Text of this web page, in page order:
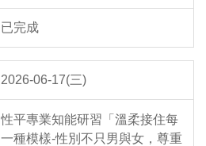
已完成
2026-06-17(三)
性平專業知能研習「溫柔接住每
一種模樣-性別不只男與女，尊重